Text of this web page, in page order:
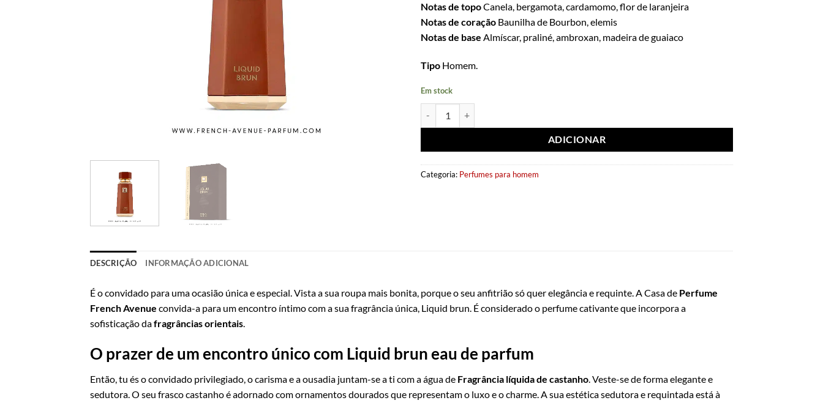
Notas de topoCanela, bergamota, cardamomo, flor de laranjeira
Notas de coração Baunilha de Bourbon, elemis
Notas de base Almíscar, praliné, ambroxan, madeira de guaiaco
Tipo Homem.
Em stock
ADICIONAR
Categoria: Perfumes para homem
DESCRIÇÃO INFORMAÇÃO ADICIONAL
É o convidado para uma ocasião única e especial. Vista a sua roupa mais bonita, porque o seu anfitrião só quer elegância e requinte. A Casa de Perfume
French Avenue convida-a para um encontro íntimo com a sua fragrância única, Liquid brun. É considerado o perfume cativante que incorpora a
sofisticação dafragrâncias orientais.
O prazer de um encontro único com Liquid brun eau de parfum
Então, tu és o convidado privilegiado, o carisma e a ousadia juntam-se a ti com a água de Fragrância líquida de castanho. Veste-se de forma elegante e
sedutora. O seu frasco castanho é adornado com ornamentos dourados que representam o luxo e o charme. A sua estética sedutora e requintada está à